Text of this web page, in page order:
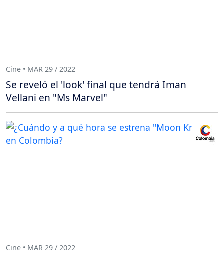
Cine • MAR 29 / 2022
Se reveló el 'look' final que tendrá Iman
Vellani en "Ms Marvel"
Cine • MAR 29 / 2022